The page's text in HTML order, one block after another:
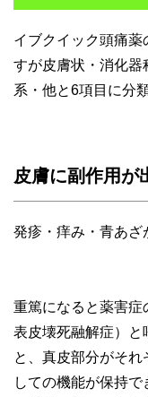
イブクイック頭痛薬
すが皮膚状・消化器
系・他と6項目に分
皮膚に副作用が
発疹・痒み・青あざ
重篤になると薬害症
表皮壊死融解症）と
と、真皮部分がそ
しての機能が保持